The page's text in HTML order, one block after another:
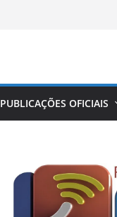
PUBLICAÇÕES OFICIAIS